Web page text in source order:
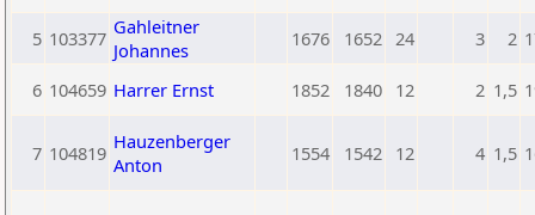
5 103377 Gahleitner
Johannes
1676 1652 24 3 2
6 104659 Harrer Ernst 1852 1840 12 2 1,5
7 104819 Hauzenberger
Anton
1554 1542 12 4 1,5